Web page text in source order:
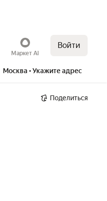
Маркет AI
Войти
Москва • Укажите адрес
Поделиться